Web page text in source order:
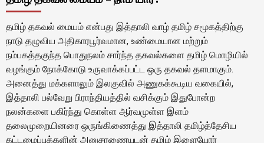
தமிழ் தகவல் மையம் என்பது இத்தாலி வாழ் தமிழ் சமூகத்திற்கு
நாடு தழுவிய அதிகாரபூர்வமான, உண்மையான மற்றும்
நம்பகத்தகுந்த பொதுநலம் சார்ந்த தகவல்களை தமிழ் மொழியில்
வழங்கும் நோக்கோடு உருவாக்கப்பட்ட ஒரு தகவல் தளமாகும்.
அனைத்து மக்களாலும் இலகுவில் அணுகக்கூடிய வகையில்,
இத்தாலி பல்வேறு பிராந்தியத்தில் வசிக்கும் இதுபோன்ற
நலன்களை பகிர்ந்து கொள்ள ஆர்வமுள்ள இளம்
தலைமுறையினரை ஒருங்கிணைத்து இத்தாலி தமிழ்த்தேசிய
கட்டமைப்புக்களின் அனுசரணையுடன் தமிழ் இளையோர்